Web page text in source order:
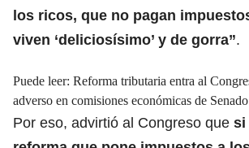
los ricos, que no pagan
viven ‘deliciosísimo’ y de gorra”.
Puede leer: Reforma tributaria entra al
adverso en comisiones económicas de Senado
Por eso, advirtió al Congreso que si